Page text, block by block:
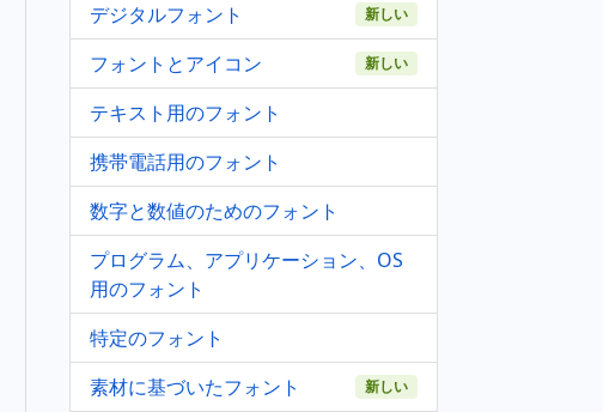
デジタルフォント 新しい
フォントとアイコン 新しい
テキスト用のフォント
携帯電話用のフォント
数字と数値のためのフォント
プログラム、アプリケーション、OS
用のフォント
特定のフォント
素材に基づいたフォント
新しい